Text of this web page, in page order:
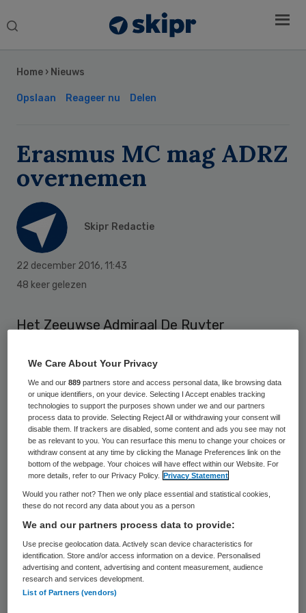
Search
Home › Nieuws
Opslaan Reageer nu Delen
Erasmus MC mag ADRZ
overnemen
Skipr Redactie
22 december 2016, 11:43
48 keer gelezen
Het Zeeuwse Admiraal De Ruyter
worden door het Erasmus MC in Rotterdam,
meldt de Nederlandse Zorgautoriteit (NZa)
donderdag.
Hetvoornemenvan het Erasmus MC om het
ADRZ, dat al jaren met financiële problemen
kampt, over te nemen werd in maart van dit
jaar bekend. Volgens de NZa blijven de twee
ziekenhuizen zelfstandig draaien, hoewel
de medisch specialisten wel nauwer gaan
samenwerken. “De cruciale zorg die beide
ziekenhuizen nu bieden verandert niet”,
Sidebar
We Care About Your Privacy
We and our889 partners store and access personal data, like browsing data
or unique identifiers, on your device. Selecting I Accept enables tracking
technologies to support the purposes shown under we and our partners
process data to provide. Selecting Reject All or withdrawing your consent will
disable them. If trackers are disabled, some content and ads you see may not
be as relevant to you. You can resurface this menu to change your choices or
withdraw consent at any time by clicking the Manage Preferences link on the
bottom of the webpage. Your choices will have effect within our Website. For
more details, refer to our Privacy Policy.
Privacy Statement
Would you rather not? Then we only place essential and statistical cookies,
these do not record any data about you as a person
We and our partners process data to provide:
Use precise geolocation data. Actively scan device characteristics for
identification. Store and/or access information on a device. Personalised
advertising and content, advertising and content measurement, audience
research and services development.
List of Partners (vendors)